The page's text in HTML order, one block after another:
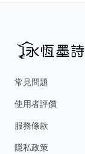
常見問題
使用者評價
服務條款
隱私政策